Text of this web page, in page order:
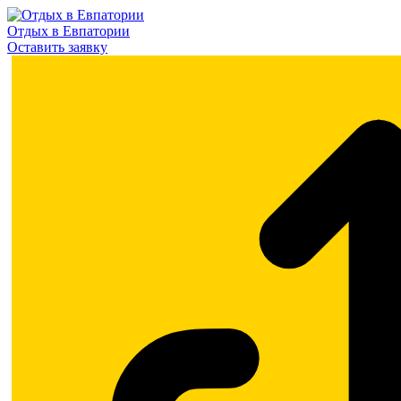
Отдых в Евпатории
Оставить заявку